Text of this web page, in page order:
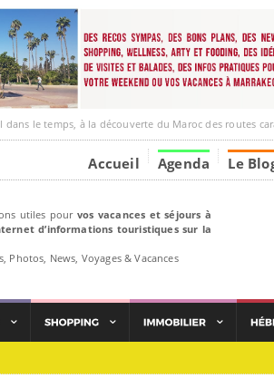
à la découverte du Maroc des routes caravanières et de
Accueil Agenda Le
utiles pour vos vacances et séjours à
d’informations touristiques sur la
Photos, News, Voyages & Vacances